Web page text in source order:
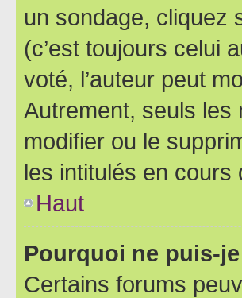
un sondage, cliquez
(c’est toujours celui
voté, l’auteur peut
Autrement, seuls les
modifier ou le
les intitulés en cours
Haut
Pourquoi ne puis-
Certains forums